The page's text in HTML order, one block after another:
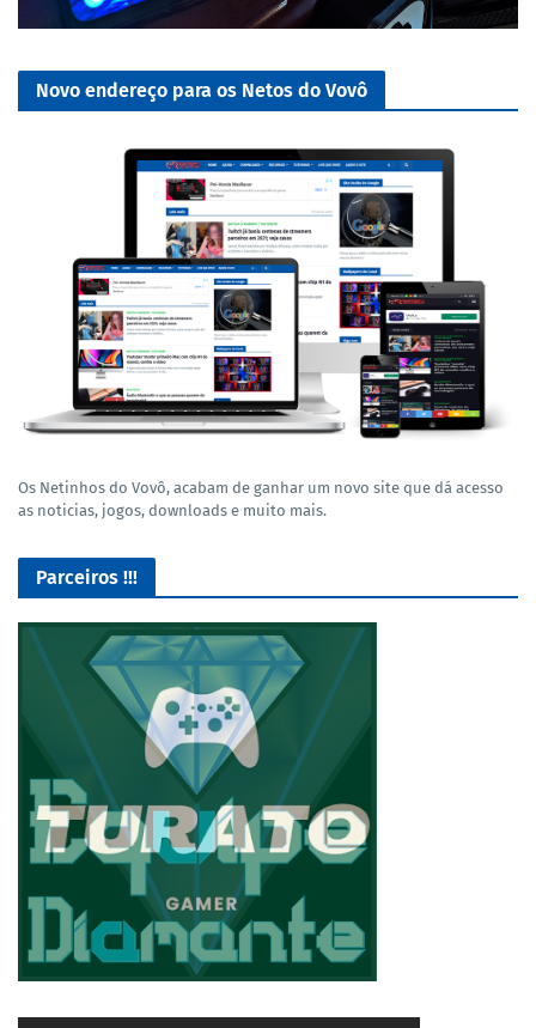
Novo endereço para os Netos do Vovô
Os Netinhos do Vovô, acabam de ganhar um novo site que dá acesso
as noticias, jogos, downloads e muito mais.
Parceiros !!!
O Melhor lugar para adquirir seus mods para o Euro Truck